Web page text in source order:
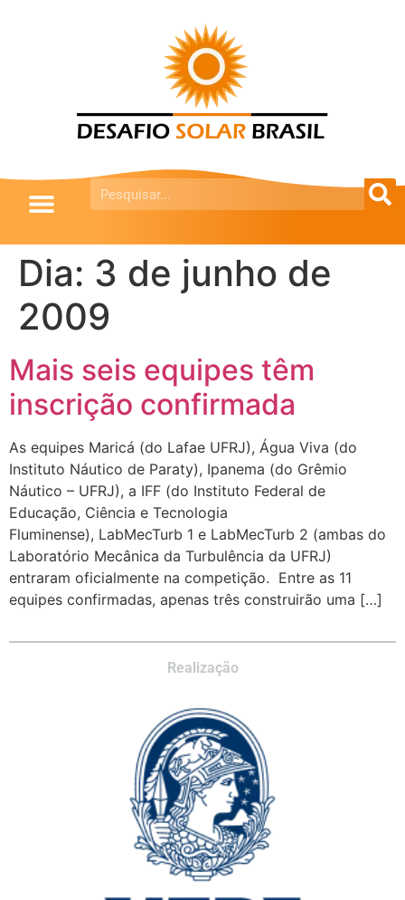
Dia: 3 de junho de
2009
Mais seis equipes têm
inscrição confirmada
As equipes Maricá (do Lafae UFRJ), Água Viva (do
Instituto Náutico de Paraty), Ipanema (do Grêmio
Náutico – UFRJ), a IFF (do Instituto Federal de
Educação, Ciência e Tecnologia
Fluminense), LabMecTurb 1 e LabMecTurb 2 (ambas do
Laboratório Mecânica da Turbulência da UFRJ)
entraram oficialmente na competição. Entre as 11
equipes confirmadas, apenas três construirão uma […]
Realização